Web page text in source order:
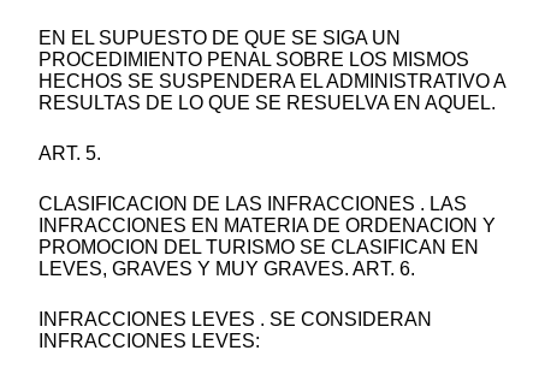
EN EL SUPUESTO DE QUE SE SIGA UN
PROCEDIMIENTO PENAL SOBRE LOS MISMOS
HECHOS SE SUSPENDERA EL ADMINISTRATIVO A
RESULTAS DE LO QUE SE RESUELVA EN AQUEL.
ART. 5.
CLASIFICACION DE LAS INFRACCIONES . LAS
INFRACCIONES EN MATERIA DE ORDENACION Y
PROMOCION DEL TURISMO SE CLASIFICAN EN
LEVES, GRAVES Y MUY GRAVES. ART. 6.
INFRACCIONES LEVES . SE CONSIDERAN
INFRACCIONES LEVES: